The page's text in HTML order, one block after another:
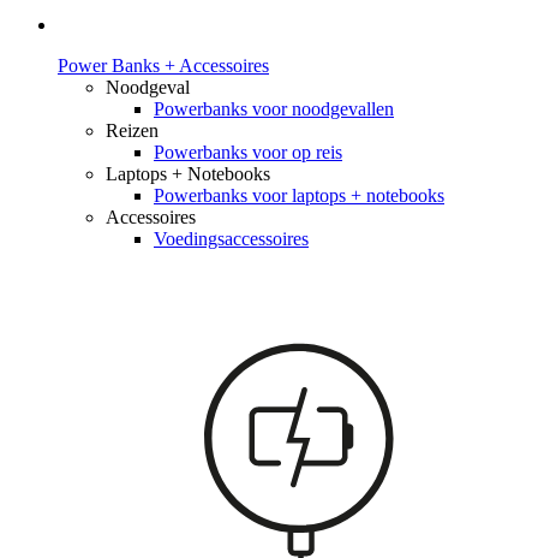
Power Banks + Accessoires
Noodgeval
Powerbanks voor noodgevallen
Reizen
Powerbanks voor op reis
Laptops + Notebooks
Powerbanks voor laptops + notebooks
Accessoires
Voedingsaccessoires